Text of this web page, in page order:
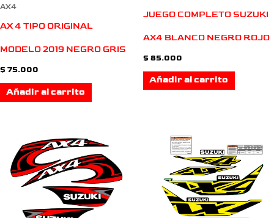
AX4
AX 4 TIPO ORIGINAL
MODELO 2019 NEGRO GRIS
$ 75.000
Añadir al carrito
JUEGO COMPLETO SUZUKI
AX4 BLANCO NEGRO ROJO
$ 85.000
Añadir al carrito